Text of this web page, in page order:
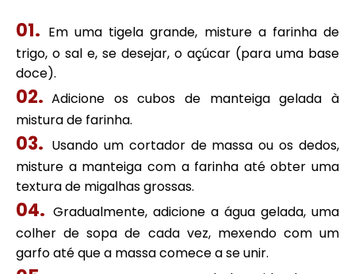
Em uma tigela grande, misture a farinha de
trigo, o sal e, se desejar, o açúcar (para uma base
doce).
Adicione os cubos de manteiga gelada à
mistura de farinha.
Usando um cortador de massa ou os dedos,
misture a manteiga com a farinha até obter uma
textura de migalhas grossas.
Gradualmente, adicione a água gelada, uma
colher de sopa de cada vez, mexendo com um
garfo até que a massa comece a se unir.